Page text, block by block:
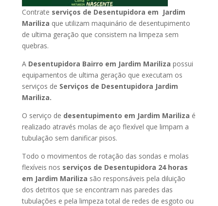
Contrate serviços de Desentupidora em Jardim
Mariliza que utilizam maquinário de desentupimento
de ultima geração que consistem na limpeza sem
quebras.
A Desentupidora Bairro em Jardim Mariliza possui
equipamentos de ultima geração que executam os
serviços de Serviços de Desentupidora Jardim
Mariliza.
O serviço de desentupimento em Jardim Mariliza é
realizado através molas de aço flexível que limpam a
tubulação sem danificar pisos.
Todo o movimentos de rotação das sondas e molas
flexíveis nos serviços de Desentupidora 24 horas
em Jardim Mariliza são responsáveis pela diluição
dos detritos que se encontram nas paredes das
tubulações e pela limpeza total de redes de esgoto ou